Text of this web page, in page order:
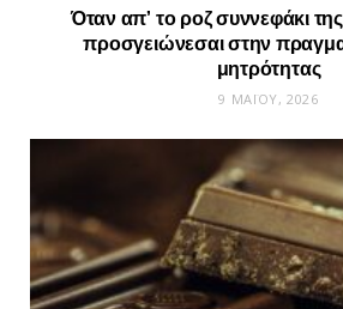
Όταν απ’ το ροζ συννεφάκι
προσγειώνεσαι στην
μητρότητας
9 ΜΑΪ́ΟΥ, 2026